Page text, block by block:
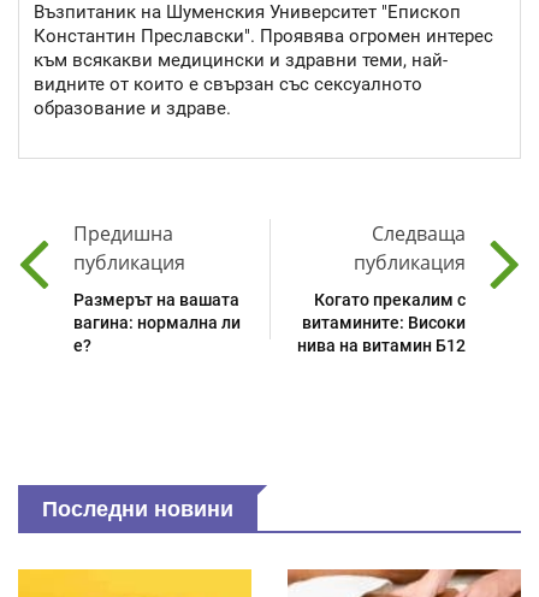
Възпитаник на Шуменския Университет "Епископ
Константин Преславски". Проявява огромен интерес
към всякакви медицински и здравни теми, най-
видните от които е свързан със сексуалното
образование и здраве.
Предишна
публикация
Размерът на вашата
вагина: нормална ли
е?
Следваща
публикация
Когато прекалим с
витамините: Високи
нива на витамин Б12
Последни новини